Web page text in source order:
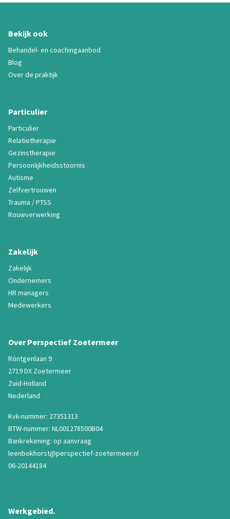
Bekijk ook
Behandel- en coachingaanbod
Blog
Over de praktijk
Particulier
Particulier
Relatietherapie
Gezinstherapie
Persoonlijkheidsstoornis
Autisme
Zelfvertrouwen
Trauma / PTSS
Rouwverwerking
Zakelijk
Zakelijk
Ondernemers
HR managers
Medewerkers
Over Perspectief Zoetermeer
Röntgenlaan 9
2719 DX Zoetermeer
Zuid-Holland
Nederland
Kvk-nummer: 27351313
BTW-nummer: NL001278500B04
Bankrekening: op aanvraag
leenbokhorst@perspectief-zoetermeer.nl
06-20144184
Werkgebied.